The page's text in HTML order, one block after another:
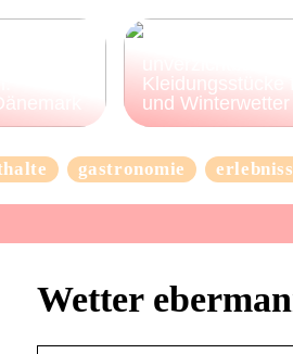
3 Beispiele für
Kleidungsstücke
und Winterwetter
gastronomie
Wetter